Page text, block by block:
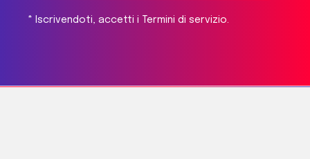
* Iscrivendoti, accetti i Termini di servizio.